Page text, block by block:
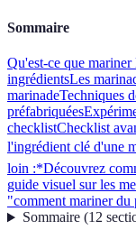
Sommaire
Qu'est-ce que
ingrédientsLes
marinadeTechniques
préfabriquées
checklistChecklist
l'ingrédient clé d'une
loin :*Découvrez
guide visuel sur les
"comment mariner du
Sommaire(12